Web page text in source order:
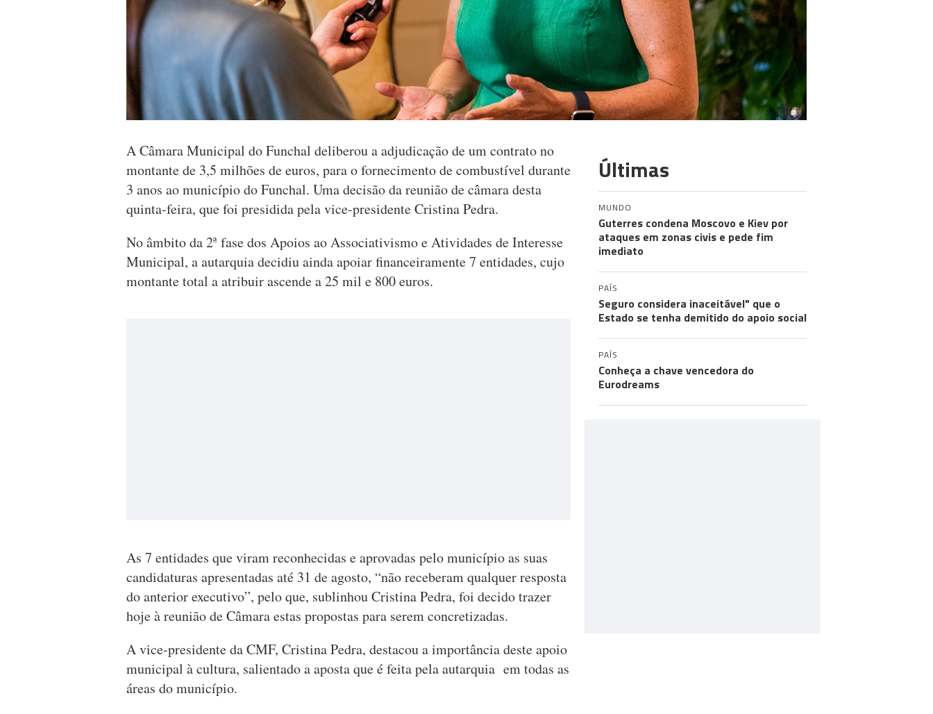
A Câmara Municipal do Funchal deliberou a adjudicação de um contrato no
montante de 3,5 milhões de euros, para o fornecimento de combustível durante
3 anos ao município do Funchal. Uma decisão da reunião de câmara desta
quinta-feira, que foi presidida pela vice-presidente Cristina Pedra.
No âmbito da 2ª fase dos Apoios ao Associativismo e Atividades de Interesse
Municipal, a autarquia decidiu ainda apoiar financeiramente 7 entidades, cujo
montante total a atribuir ascende a 25 mil e 800 euros.
As 7 entidades que viram reconhecidas e aprovadas pelo município as suas
candidaturas apresentadas até 31 de agosto, “não receberam qualquer resposta
do anterior executivo”, pelo que, sublinhou Cristina Pedra, foi decido trazer
hoje à reunião de Câmara estas propostas para serem concretizadas.
A vice-presidente da CMF, Cristina Pedra, destacou a importância deste apoio
municipal à cultura, salientado a aposta que é feita pela autarquia em todas as
áreas do município.
Últimas
MUNDO
Guterres condena Moscovo e Kiev por
ataques em zonas civis e pede fim
imediato
PAÍS
Seguro considera inaceitável" que o
Estado se tenha demitido do apoio social
PAÍS
Conheça a chave vencedora do
Eurodreams